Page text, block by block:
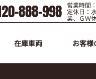
888-998 営業時間
定休日：
業、ＧＷ
在庫車両 お客様